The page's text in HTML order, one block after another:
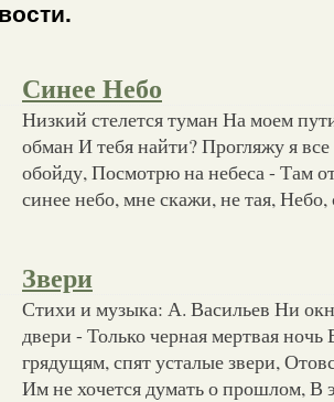
Синее Небо
Низкий стелется туман На моем
обман И тебя найти? Прогляжу я все
обойду, Посмотрю на небеса - Там
синее небо, мне скажи, не тая, Небо,
Звери
Стихи и музыка: А. Васильев Ни
двери - Только черная мертвая ночь
грядущям, спят усталые звери,
Им не хочется думать о прошлом, В